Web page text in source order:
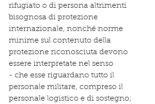
rifugiato o di persona altrimenti
bisognosa di protezione
internazionale, nonché norme
minime sul contenuto della
protezione riconosciuta devono
essere interpretate nel senso
- che esse riguardano tutto il
personale militare, compreso il
personale logistico e di sostegno;